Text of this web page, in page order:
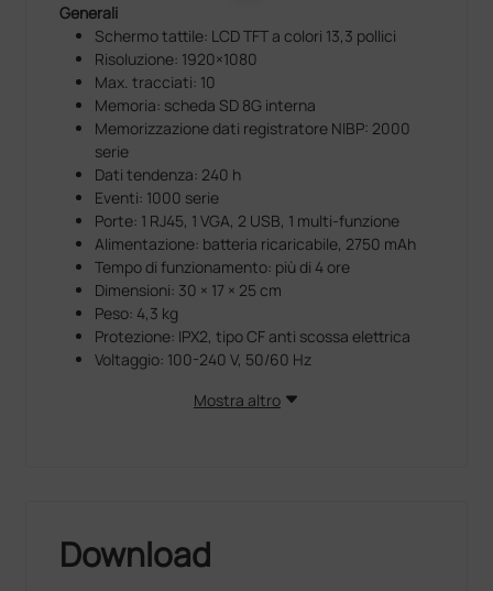
Generali
Schermo tattile: LCD TFT a colori 13,3 pollici
Risoluzione: 1920×1080
Max. tracciati: 10
Memoria: scheda SD 8G interna
Memorizzazione dati registratore NIBP: 2000
serie
Dati tendenza: 240 h
Eventi: 1000 serie
Porte: 1 RJ45, 1 VGA, 2 USB, 1 multi-funzione
Alimentazione: batteria ricaricabile, 2750 mAh
Tempo di funzionamento: più di 4 ore
Dimensioni: 30 × 17 × 25 cm
Peso: 4,3 kg
Protezione: IPX2, tipo CF anti scossa elettrica
Voltaggio: 100-240 V, 50/60 Hz
Mostra altro
Download